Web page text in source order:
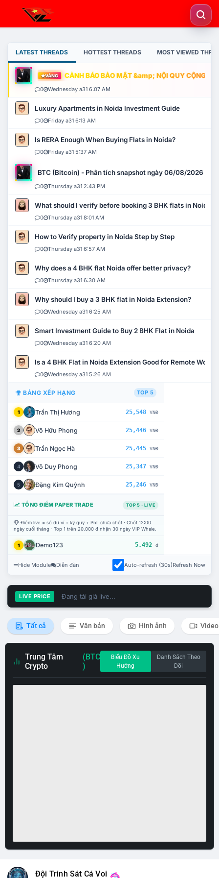
LATEST THREADS HOTTEST THREADS MOST VIEWED
VÀNG CẢNH BÁO BẢO MẬT &amp; NỘI QUY CỘNG
0 Wednesday a31 6:07 AM
Luxury Apartments in Noida Investment Guide
0 Friday a31 6:13 AM
Is RERA Enough When Buying Flats in Noida?
0 Friday a31 5:37 AM
BTC (Bitcoin) - Phân tích snapshot ngày 06/08/2026
0 Thursday a31 2:43 PM
What should I verify before booking 3 BHK flats in Noida?
0 Thursday a31 8:01 AM
How to Verify property in Noida Step by Step
0 Thursday a31 6:57 AM
Why does a 4 BHK flat Noida offer better privacy?
0 Thursday a31 6:30 AM
Why should I buy a 3 BHK flat in Noida Extension?
0 Wednesday a31 6:25 AM
Smart Investment Guide to Buy 2 BHK Flat in Noida
0 Wednesday a31 6:20 AM
Is a 4 BHK Flat in Noida Extension Good for Remote Work?
0 Wednesday a31 5:26 AM
BẢNG XẾP HẠNG TOP 5
1 Trần Thị Hương 25,548 VNĐ
2 Võ Hữu Phong 25,446 VNĐ
3 Trần Ngọc Hà 25,445 VNĐ
4 Võ Duy Phong 25,347 VNĐ
5 Đặng Kim Quỳnh 25,246 VNĐ
TỔNG ĐIỂM PAPER TRADE TOP 5 · LIVE
Điểm live = số dư ví + ký quỹ + PnL chưa chốt · Chốt 12:00
ngày cuối tháng · Top 1 trên 20.000 đ nhận 30 ngày VIP Whale.
1 Demo123 5.492 đ
Hide Module Diễn đàn Auto-refresh (30s)Refresh Now
LIVE PRICE Đang tải giá live...
Tất cả Văn bản Hình ảnh Video
Trung Tâm
Crypto
(BTC
)
Biểu Đồ Xu
Hướng
Danh Sách Theo
Dõi
Đội Trinh Sát Cá Voi